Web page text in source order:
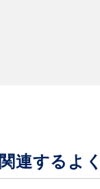
関連するよ